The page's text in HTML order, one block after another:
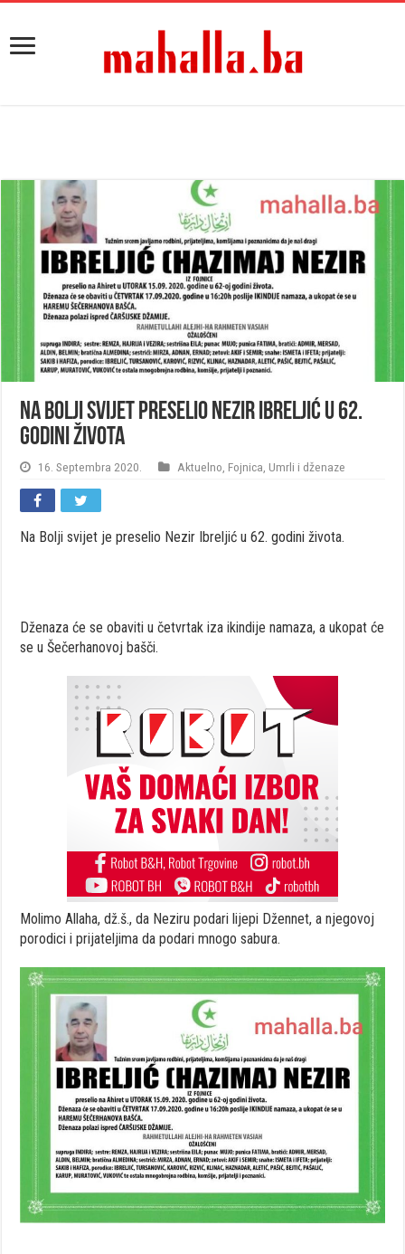
Na Bolji svijet preselio Nezir Ibreljić u 62.
godini života
16. Septembra 2020. Aktuelno Fojnica Umrli i dženaze
Na Bolji svijet je preselio Nezir Ibreljić u 62. godini života.
Dženaza će se obaviti u četvrtak iza ikindije namaza, a ukopat će
se u Šečerhanovoj bašči.
Molimo Allaha, dž.š., da Neziru podari lijepi Džennet, a njegovoj
porodici i prijateljima da podari mnogo sabura.